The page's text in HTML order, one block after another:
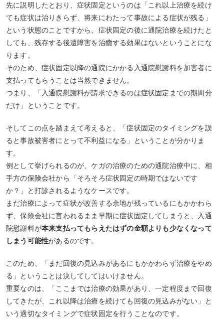
先に説明したとおり、症状固定というのは「これ以上治療を続け
ても症状は治りきらず、将来にわたって事故による症状が残る」
という状態のことですから、症状固定の後に通院治療を続けたと
しても、残存する後遺障害を治癒する効果はないということにな
ります。
そのため、症状固定以降の通院にかかる入通院慰謝料を加害者に
支払ってもらうことは当然できません。
つまり、「入通院慰謝料が請求できるのは症状固定までの期間分
だけ」ということです。
そしてこの点を踏まえて考えると、「症状固定のタイミングを誤
ると事故被害者にとって不利益になる」ということが分かりま
す。
例として挙げられるのが、ケガの治療のための通院治療中に、相
手方の保険会社から「そろそろ症状固定の時期ではないです
か？」と打診されるようなケースです。
まだ治療によって症状が改善する余地が残っているにもかかわら
ず、保険会社に言われるまま早期に症状固定してしまうと、入通
院慰謝料が本来支払ってもらえたはずの金額よりも少なくなって
しまう可能性があるのです。
このため、「まだ回復の見込みがあるにもかかわらず治療をやめ
る」ということは決してしてはいけません。
重要なのは、「ここまでは治療の効果があり、一定程度まで回復
してきたが、これ以降は治療を続けても回復の見込みがない」と
いう適切なタイミングで症状固定を行うことなのです。